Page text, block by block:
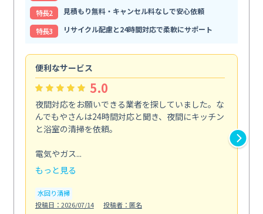
特⻑2
見積もり無料・キャンセル料なしで安心依頼
特⻑3
リサイクル配慮と24時間対応で柔軟にサポート
便利なサービス
5.0
夜間対応をお願いできる業者を探していました。な
んでもやさんは24時間対応と聞き、夜間にキッチン
と浴室の清掃を依頼。
電気やガス...
もっと見る
水回り清掃
投稿日：2026/07/14
投稿者：匿名